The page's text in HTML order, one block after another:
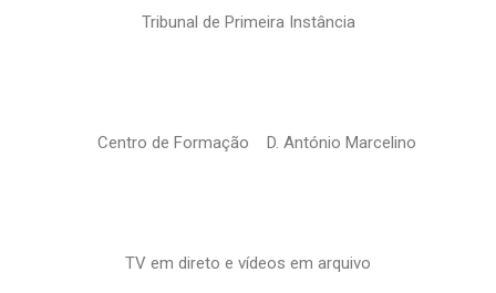
Tribunal de Primeira Instância
Centro de Formação D. António Marcelino
TV em direto e vídeos em arquivo